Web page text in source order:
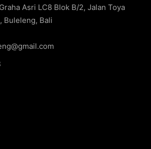
Asri LC8 Blok B/2, Jalan Toya
Buleleng, Bali